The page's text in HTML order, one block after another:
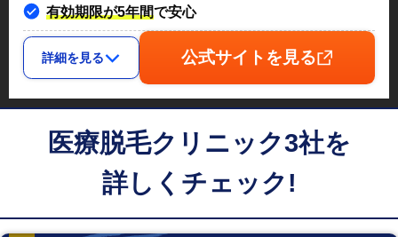
有効期限が5年間で安心
詳細を見る 公式サイトを見る
医療脱毛クリニック3社を
詳しくチェック!